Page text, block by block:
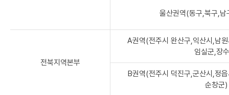
울산권역(동구,북구,남
전북지역본부
A권역(전주시 완산구,익산시,남
임실군,장
B권역(전주시 덕진구,군산시,정
순창군)